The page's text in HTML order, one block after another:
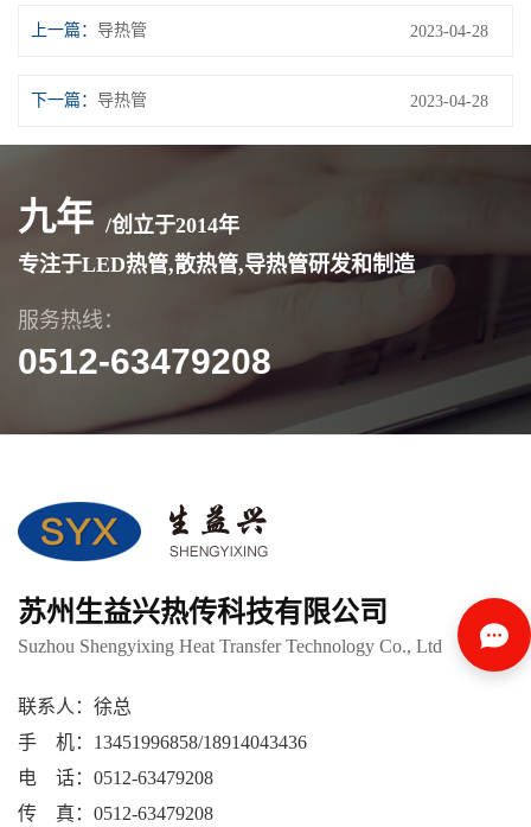
上一篇： 导热管 2023-04-28
下一篇： 导热管 2023-04-28
九年 /创立于2014年
专注于LED热管,散热管,导热管研发和制造
服务热线：
0512-63479208
苏州生益兴热传科技有限公司
Suzhou Shengyixing Heat Transfer Technology Co., Ltd
联系人：徐总
手 机：13451996858/18914043436
电 话：0512-63479208
传 真：0512-63479208